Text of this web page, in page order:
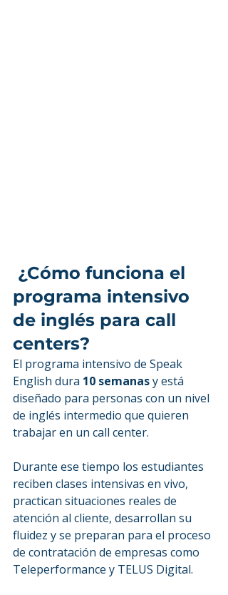
¿Cómo funciona el
programa intensivo
de inglés para call
centers?
El programa intensivo de Speak
English dura 10 semanas y está
diseñado para personas con un nivel
de inglés intermedio que quieren
trabajar en un call center.
Durante ese tiempo los estudiantes
reciben clases intensivas en vivo,
practican situaciones reales de
atención al cliente, desarrollan su
fluidez y se preparan para el proceso
de contratación de empresas como
Teleperformance y TELUS Digital.